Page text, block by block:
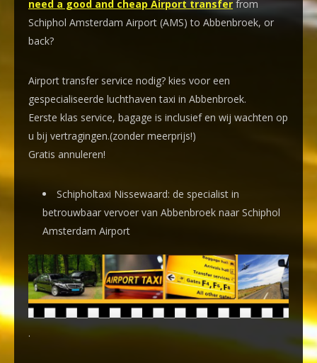
need a good and cheap Airport transfer from
Schiphol Amsterdam Airport (AMS) to Abbenbroek, or
back?
Airport transfer service nodig? kies voor een
gespecialiseerde luchthaven taxi in Abbenbroek.
Eerste klas service, bagage is inclusief en wij wachten op
u bij vertragingen.(zonder meerprijs!)
Gratis annuleren!
Schipholtaxi Nissewaard: de specialist in
betrouwbaar vervoer van Abbenbroek naar Schiphol
Amsterdam Airport
.